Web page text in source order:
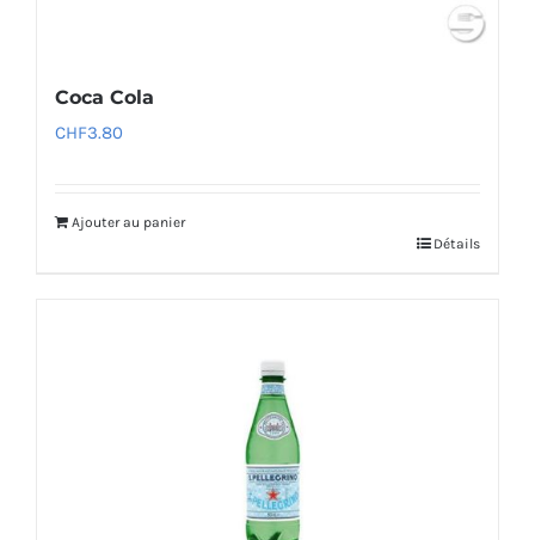
Coca Cola
CHF3.80
Ajouter au panier
Détails